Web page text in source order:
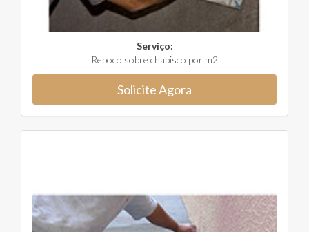
Serviço:
Reboco sobre chapisco por m2
Solicite Agora